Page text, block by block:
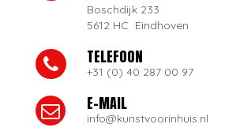
Boschdijk 233
5612 HC Eindhoven
TELEFOON
+31 (0) 40 287 00 97
E-MAIL
info@kunstvoorinhuis.nl